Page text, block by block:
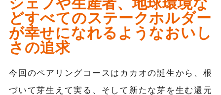
どすべてのステークホルダー
が幸せになれるようなおいし
さの追求
今回のペアリングコースはカカオの誕生から、根
づいて芽生えて実る、そして新たな芽を生む還元